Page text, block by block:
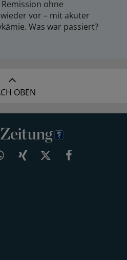
ohne
vor – mit akuter
Was war passiert?
OBEN